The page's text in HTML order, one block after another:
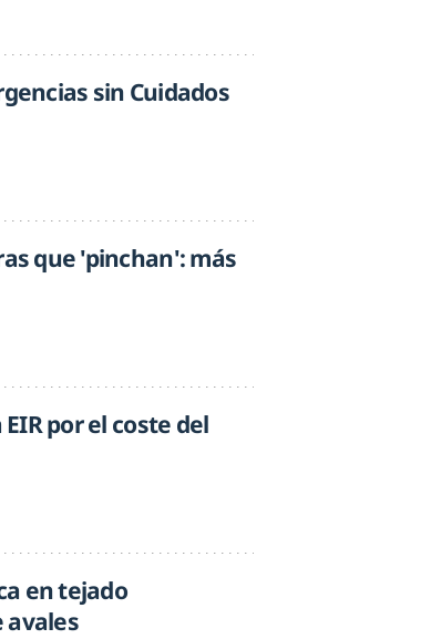
sin Cuidados
que 'pinchan': más
por el coste del
en tejado
avales